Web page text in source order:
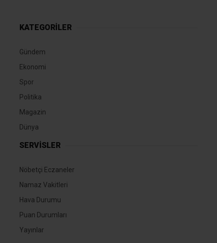
KATEGORİLER
Gündem
Ekonomi
Spor
Politika
Magazin
Dünya
SERVİSLER
Nöbetçi Eczaneler
Namaz Vakitleri
Hava Durumu
Puan Durumları
Yayınlar